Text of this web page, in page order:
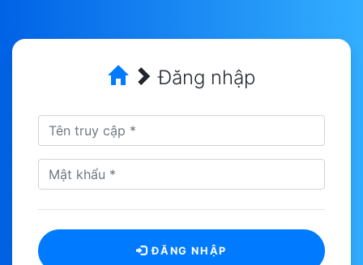
Đăng nhập
ĐĂNG NHẬP